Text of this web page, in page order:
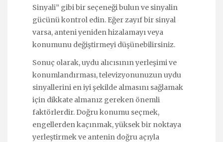
Sinyali” gibi bir seçeneği bulun ve sinyalin
gücünü kontrol edin. Eğer zayıf bir sinyal
varsa, anteni yeniden hizalamayı veya
konumunu değiştirmeyi düşünebilirsiniz.
Sonuç olarak, uydu alıcısının yerleşimi ve
konumlandırması, televizyonunuzun uydu
sinyallerini en iyi şekilde almasını sağlamak
için dikkate almanız gereken önemli
faktörlerdir. Doğru konumu seçmek,
engellerden kaçınmak, yüksek bir noktaya
yerleştirmek ve antenin doğru açıyla